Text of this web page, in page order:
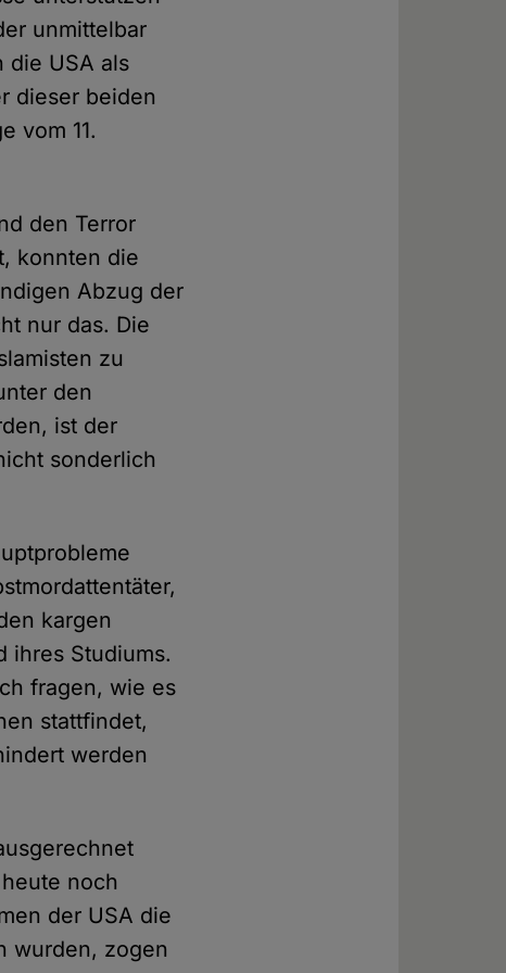
unmittelbar
die USA als
dieser beiden
vom 11.
den Terror
konnten die
Abzug der
nur das. Die
zu
den
ist der
sonderlich
kargen
ihres Studiums.
fragen, wie es
stattfindet,
werden
noch
der USA die
wurden, zogen